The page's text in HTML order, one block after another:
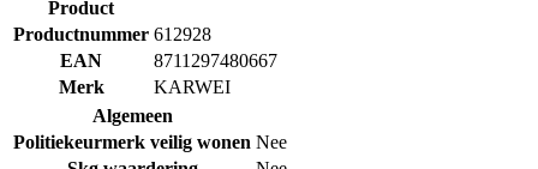
Product
Productnummer 612928
EAN
8711297480667
Merk
KARWEI
Algemeen
Politiekeurmerk veilig wonen Nee